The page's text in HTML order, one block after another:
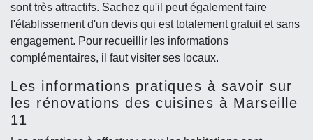
sont très attractifs. Sachez qu'il peut également faire
l'établissement d'un devis qui est totalement gratuit et sans
engagement. Pour recueillir les informations
complémentaires, il faut visiter ses locaux.
Les informations pratiques à savoir sur
les rénovations des cuisines à Marseille
11